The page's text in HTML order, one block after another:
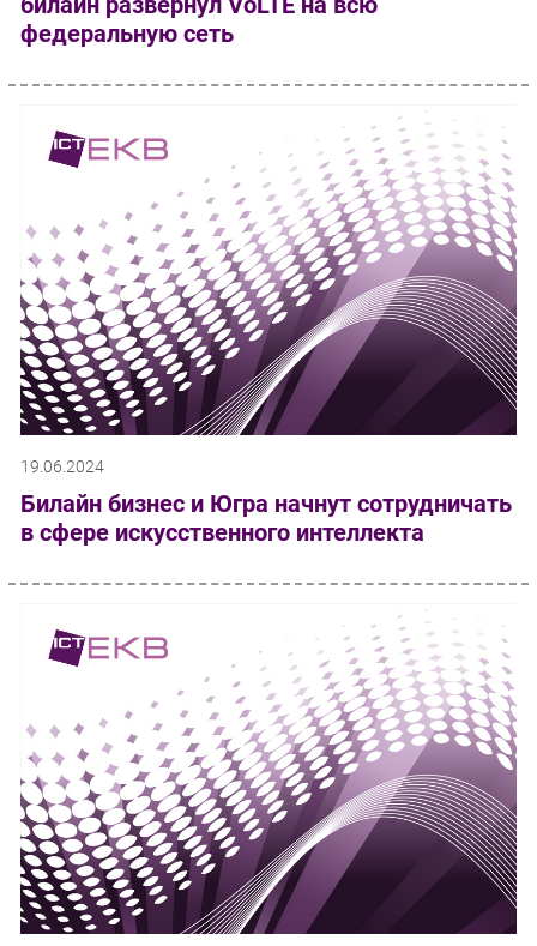
федеральную сеть
19.06.2024
Билайн бизнес и Югра начнут сотрудничать
в сфере искусственного интеллекта